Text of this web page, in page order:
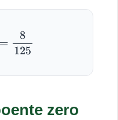
125
zero